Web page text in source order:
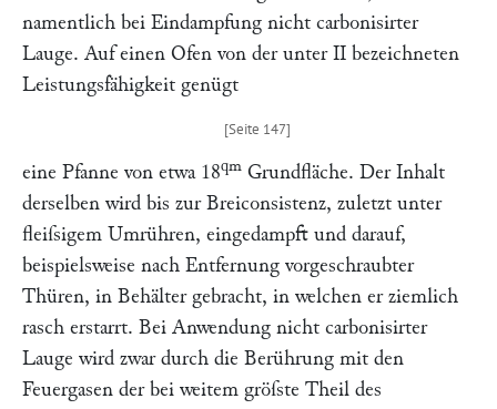
namentlich bei Eindampfung nicht carbonisirter
Lauge. Auf einen Ofen von der unter II bezeichneten
Leistungsfähigkeit genügt
eine Pfanne von etwa 18qm Grundfläche. Der Inhalt
derselben wird bis zur Breiconsistenz, zuletzt unter
fleiſsigem Umrühren, eingedampft und darauf,
beispielsweise nach Entfernung vorgeschraubter
Thüren, in Behälter gebracht, in welchen er ziemlich
rasch erstarrt. Bei Anwendung nicht carbonisirter
Lauge wird zwar durch die Berührung mit den
Feuergasen der bei weitem gröſste Theil des